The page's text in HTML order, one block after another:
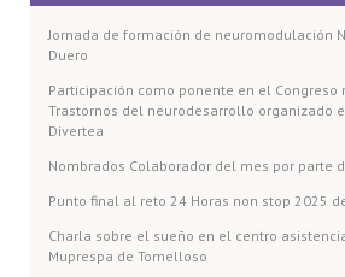
Jornada de formación de neuromodulación
Duero
Participación como ponente en el Congreso
Trastornos del neurodesarrollo organizado
Divertea
Nombrados Colaborador del mes por parte
Punto final al reto 24 Horas non stop 2025
Charla sobre el sueño en el centro
Muprespa de Tomelloso